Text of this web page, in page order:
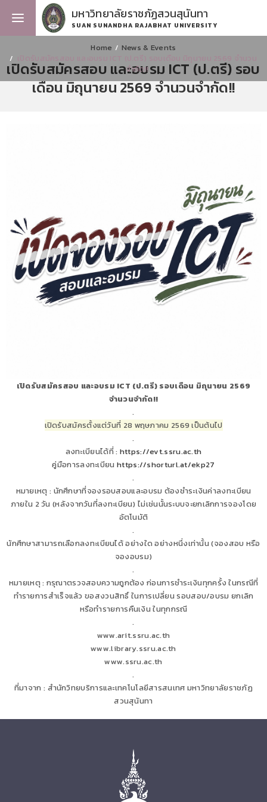
มหาวิทยาลัยราชภัฏสวนสุนันทา
SUAN SUNANDHA RAJABHAT UNIVERSITY
Home
News & Events
จำกัด!!
เปิดรับสมัครสอบ และอบรม ICT (ป.ตรี) รอบ
เดือน มิถุนายน 2569 จำนวนจำกัด!!
เปิดรับสมัครสอบ และอบรม ICT (ป.ตรี) รอบเดือน มิถุนายน 2569
จำนวนจำกัด!!
.
เปิดรับสมัครตั้งแต่วันที่ 28 พฤษภาคม 2569 เป็นต้นไป
.
ลงทะเบียนได้ที่ : https://evt.ssru.ac.th
คู่มือการลงทะเบียน https://shorturl.at/ekp27
.
หมายเหตุ : นักศึกษาที่จองรอบสอบและอบรม ต้องชำระเงินค่าลงทะเบียน
ภายใน 2 วัน (หลังจากวันที่ลงทะเบียน) ไม่เช่นนั้นระบบจะยกเลิกการจองโดย
อัตโนมัติ
.
นักศึกษาสามารถเลือกลงทะเบียนได้ อย่างใด อย่างหนึ่งเท่านั้น (จองสอบ หรือ
จองอบรม)
.
หมายเหตุ : กรุณาตรวจสอบความถูกต้อง ก่อนการชำระเงินทุกครั้ง ในกรณีที่
ทำรายการสำเร็จแล้ว ขอสงวนสิทธิ์ ในการเปลี่ยน รอบสอบ/อบรม ยกเลิก
หรือทำรายการคืนเงิน ในทุกกรณี
.
www.arit.ssru.ac.th
www.library.ssru.ac.th
www.ssru.ac.th
.
ที่มาจาก : สำนักวิทยบริการและเทคโนโลยีสารสนเทศ มหาวิทยาลัยราชภัฏ
สวนสุนันทา